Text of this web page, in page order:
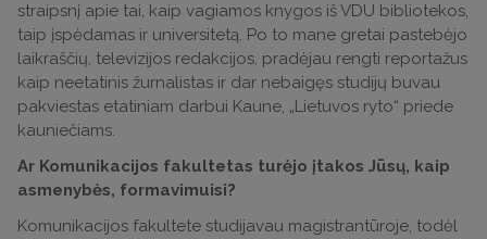
straipsnį apie tai, kaip vagiamos knygos iš VDU bibliotekos,
taip įspėdamas ir universitetą. Po to mane gretai pastebėjo
laikraščių, televizijos redakcijos, pradėjau rengti reportažus
kaip neetatinis žurnalistas ir dar nebaigęs studijų buvau
pakviestas etatiniam darbui Kaune, „Lietuvos ryto“ priede
kauniečiams.
Ar Komunikacijos fakultetas turėjo įtakos Jūsų, kaip
asmenybės, formavimuisi?
Komunikacijos fakultete studijavau magistrantūroje, todėl